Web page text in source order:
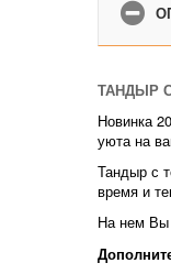
ТАНДЫР
Новинка
уюта на
Тандыр с
время и
На нем Вы